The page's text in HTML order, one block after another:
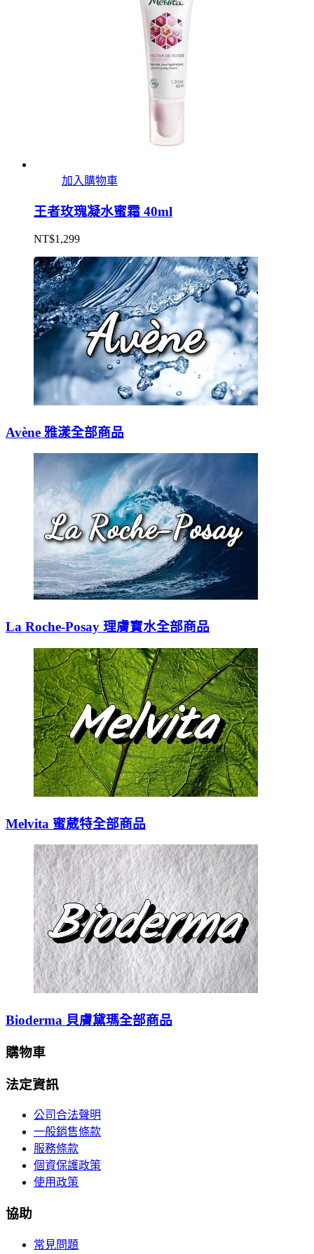
加入購物車
王者玫瑰凝水蜜霜 40ml
NT$1,299
Avène 雅漾全部商品
La Roche-Posay 理膚寶水全部商品
Melvita 蜜葳特全部商品
Bioderma 貝膚黛瑪全部商品
購物車
法定資訊
公司合法聲明
一般銷售條款
服務條款
個資保護政策
使用政策
協助
常見問題